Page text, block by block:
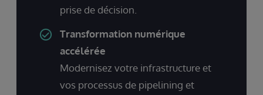
prise de décision.
Transformation numérique
accélérée
Modernisez votre infrastructure et
vos processus de pipelining et